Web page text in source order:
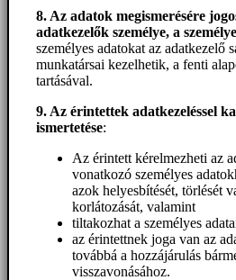
8. Az adatok megismerésére
adatkezelők személye, a
személyes adatokat az adatkezelő
munkatársai kezelhetik, a fenti
tartásával.
9. Az érintettek adatkezeléssel
ismertetése:
Az érintett kérelmezheti az
vonatkozó személyes
azok helyesbítését, törlését
korlátozását, valamint
tiltakozhat a személyes
az érintettnek joga van az
továbbá a hozzájárulás
visszavonásához.